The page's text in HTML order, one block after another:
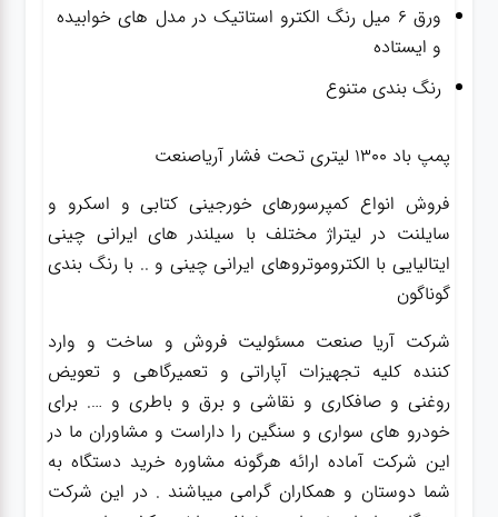
ورق ۶ میل رنگ الکترو استاتیک در مدل های خوابیده
و ایستاده
رنگ بندی متنوع
پمپ باد ۱۳۰۰ لیتری تحت فشار آریاصنعت
فروش انواع کمپرسورهای خورجینی کتابی و اسکرو و
سایلنت در لیتراژ مختلف با سیلندر های ایرانی چینی
ایتالیایی با الکتروموتروهای ایرانی چینی و .. با رنگ بندی
گوناگون
شرکت آریا صنعت مسئولیت فروش و ساخت و وارد
کننده کلیه تجهیزات آپاراتی و تعمیرگاهی و تعویض
روغنی و صافکاری و نقاشی و برق و باطری و …. برای
خودرو های سواری و سنگین را داراست و مشاوران ما در
این شرکت آماده ارائه هرگونه مشاوره خرید دستگاه به
شما دوستان و همکاران گرامی میباشند . در این شرکت